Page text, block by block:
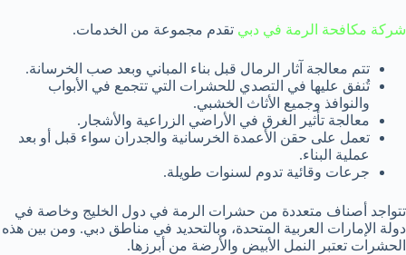
شركة مكافحة الرمة في دبي تقدم مجموعة من الخدمات.
تتم معالجة آثار الرمال قبل بناء المباني وبعد صب الخرسانة.
تُنفق عليها في التصدي للحشرات التي تتجمع في الأبواب
والنوافذ وجميع الأثاث الخشبي.
معالجة تأثير الغرق في الأراضي الزراعية والأشجار.
تعمل على حقن الأعمدة الخرسانية والجدران سواء قبل أو بعد
عملية البناء.
جرعات وقائية تدوم لسنوات طويلة.
تتواجد أصناف متعددة من حشرات الرمة في دول الخليج وخاصة في
دولة الإمارات العربية المتحدة، وبالتحديد في مناطق دبي. ومن بين هذه
الحشرات تعتبر النمل الأبيض والأرضة من أبرزها.